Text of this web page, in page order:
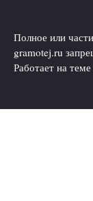
Полное или
gramotej.ru
Работает на теме